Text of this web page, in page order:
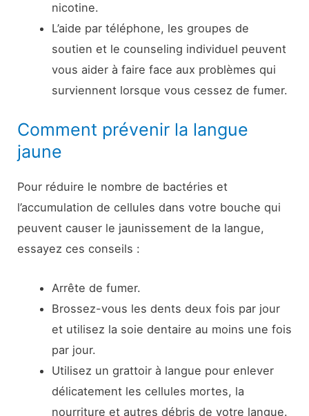
nicotine.
L’aide par téléphone, les groupes de
soutien et le counseling individuel peuvent
vous aider à faire face aux problèmes qui
surviennent lorsque vous cessez de fumer.
Comment prévenir la langue
jaune
Pour réduire le nombre de bactéries et
l’accumulation de cellules dans votre bouche qui
peuvent causer le jaunissement de la langue,
essayez ces conseils :
Arrête de fumer.
Brossez-vous les dents deux fois par jour
et utilisez la soie dentaire au moins une fois
par jour.
Utilisez un grattoir à langue pour enlever
délicatement les cellules mortes, la
nourriture et autres débris de votre langue.